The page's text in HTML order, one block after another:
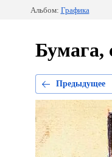
Альбом: Графика
Бумага,
Предыдущее